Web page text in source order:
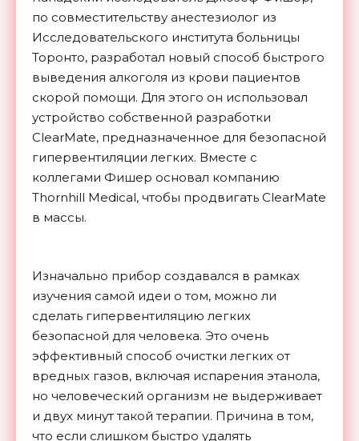
по совместительству анестезиолог из
Исследовательского института больницы
Торонто, разработал новый способ быстрого
выведения алкоголя из крови пациентов
скорой помощи. Для этого он использовал
устройство собственной разработки
ClearMate, предназначенное для безопасной
гипервентиляции легких. Вместе с
коллегами Фишер основал компанию
Thornhill Medical, чтобы продвигать ClearMate
в массы.
Изначально прибор создавался в рамках
изучения самой идеи о том, можно ли
сделать гипервентиляцию легких
безопасной для человека. Это очень
эффективный способ очистки легких от
вредных газов, включая испарения этанола,
но человеческий организм не выдерживает
и двух минут такой терапии. Причина в том,
что если слишком быстро удалять